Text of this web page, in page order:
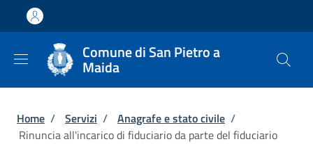
Salta al contenuto principale
Skip to footer content
Comune di San Pietro a
Maida
Briciole di pane
Home / Servizi / Anagrafe e stato civile /
Rinuncia all'incarico di fiduciario da parte del fiduciario